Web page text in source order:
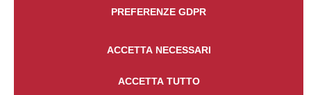
ACCETTA TUTTO
ACCETTA NECESSARI
PREFERENZE GDPR